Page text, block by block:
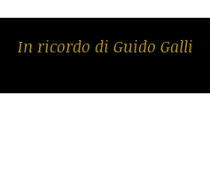
In ricordo di Guido Galli